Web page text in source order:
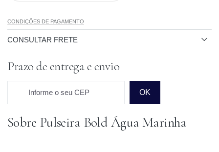
CONDIÇÕES DE PAGAMENTO
CONSULTAR FRETE
Prazo de entrega e envio
Informe o seu CEP OK
Prazo para o CEP
Sobre Pulseira Bold Água Marinha